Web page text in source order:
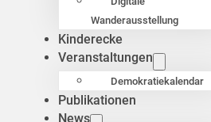
Wanderausstellung
Kinderecke
Veranstaltungen
Demokratiekalendar
Publikationen
News